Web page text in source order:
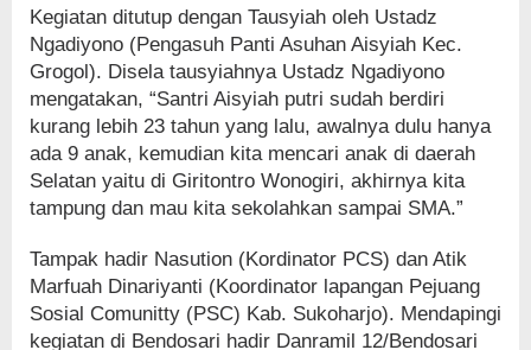
Kegiatan ditutup dengan Tausyiah oleh Ustadz
Ngadiyono (Pengasuh Panti Asuhan Aisyiah Kec.
Grogol). Disela tausyiahnya Ustadz Ngadiyono
mengatakan, “Santri Aisyiah putri sudah berdiri
kurang lebih 23 tahun yang lalu, awalnya dulu hanya
ada 9 anak, kemudian kita mencari anak di daerah
Selatan yaitu di Giritontro Wonogiri, akhirnya kita
tampung dan mau kita sekolahkan sampai SMA.”
Tampak hadir Nasution (Kordinator PCS) dan Atik
Marfuah Dinariyanti (Koordinator lapangan Pejuang
Sosial Comunitty (PSC) Kab. Sukoharjo). Mendapingi
kegiatan di Bendosari hadir Danramil 12/Bendosari